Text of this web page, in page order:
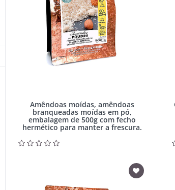
Amêndoas moídas, amêndoas
branqueadas moídas em pó,
embalagem de 500g com fecho
hermético para manter a frescura.